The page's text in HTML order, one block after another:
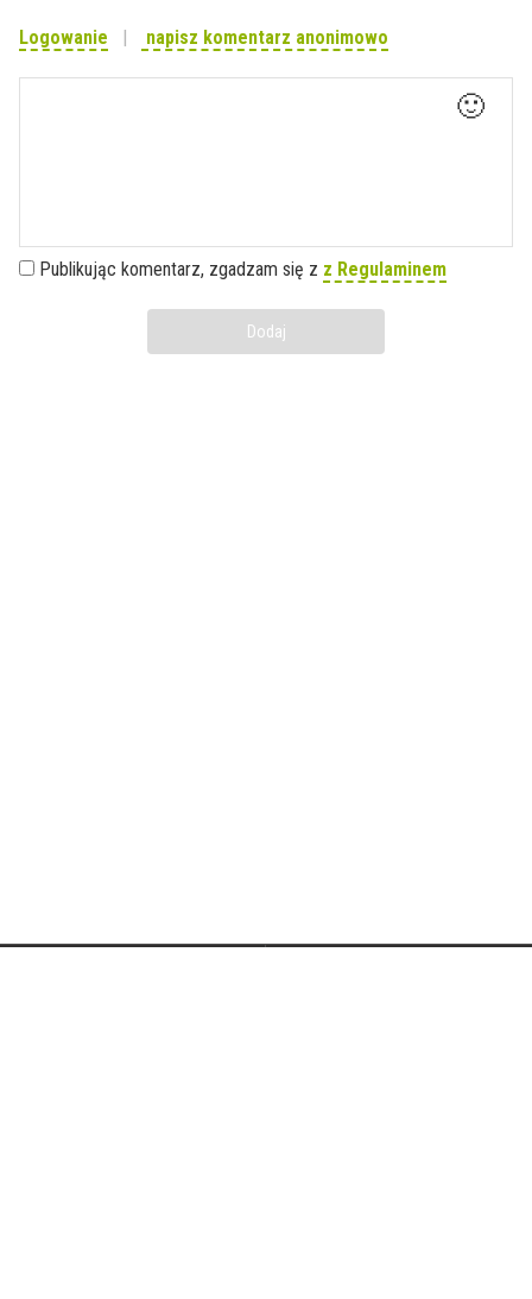
Logowanie napisz komentarz anonimowo
🙂
Publikując komentarz, zgadzam się z z Regulaminem
Dodaj